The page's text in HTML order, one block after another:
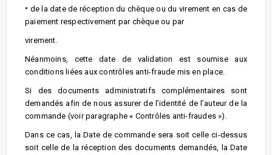
• de la date de réception du chèque ou du virement en cas de
paiement respectivement par chèque ou par
virement.
Néanmoins, cette date de validation est soumise aux
conditions liées aux contrôles anti-fraude mis en place.
Si des documents administratifs complémentaires sont
demandés afin de nous assurer de l’identité de l’auteur de la
commande (voir paragraphe « Contrôles anti-fraudes »).
Dans ce cas, la Date de commande sera soit celle ci-dessus
soit celle de la réception des documents demandés, la Date